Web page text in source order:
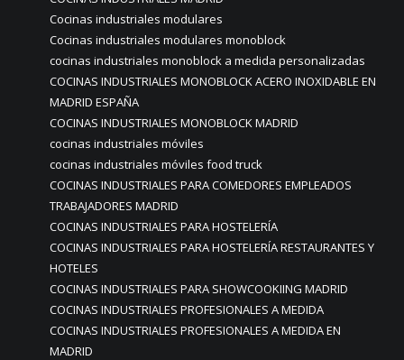
Cocinas industriales modulares
Cocinas industriales modulares monoblock
cocinas industriales monoblock a medida personalizadas
COCINAS INDUSTRIALES MONOBLOCK ACERO INOXIDABLE EN
MADRID ESPAÑA
COCINAS INDUSTRIALES MONOBLOCK MADRID
cocinas industriales móviles
cocinas industriales móviles food truck
COCINAS INDUSTRIALES PARA COMEDORES EMPLEADOS
TRABAJADORES MADRID
COCINAS INDUSTRIALES PARA HOSTELERÍA
COCINAS INDUSTRIALES PARA HOSTELERÍA RESTAURANTES Y
HOTELES
COCINAS INDUSTRIALES PARA SHOWCOOKIING MADRID
COCINAS INDUSTRIALES PROFESIONALES A MEDIDA
COCINAS INDUSTRIALES PROFESIONALES A MEDIDA EN
MADRID